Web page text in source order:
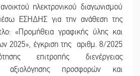
ηλεκτρονικού διαγωνισμού
ΕΣΗΔΗΣ για την ανάθεση της
«Προμήθεια γραφικής ύλης και
2025», έγκριση της αριθμ. 8/2025
επιτροπής διενέργειας
αξιολόγησης προσφορών και